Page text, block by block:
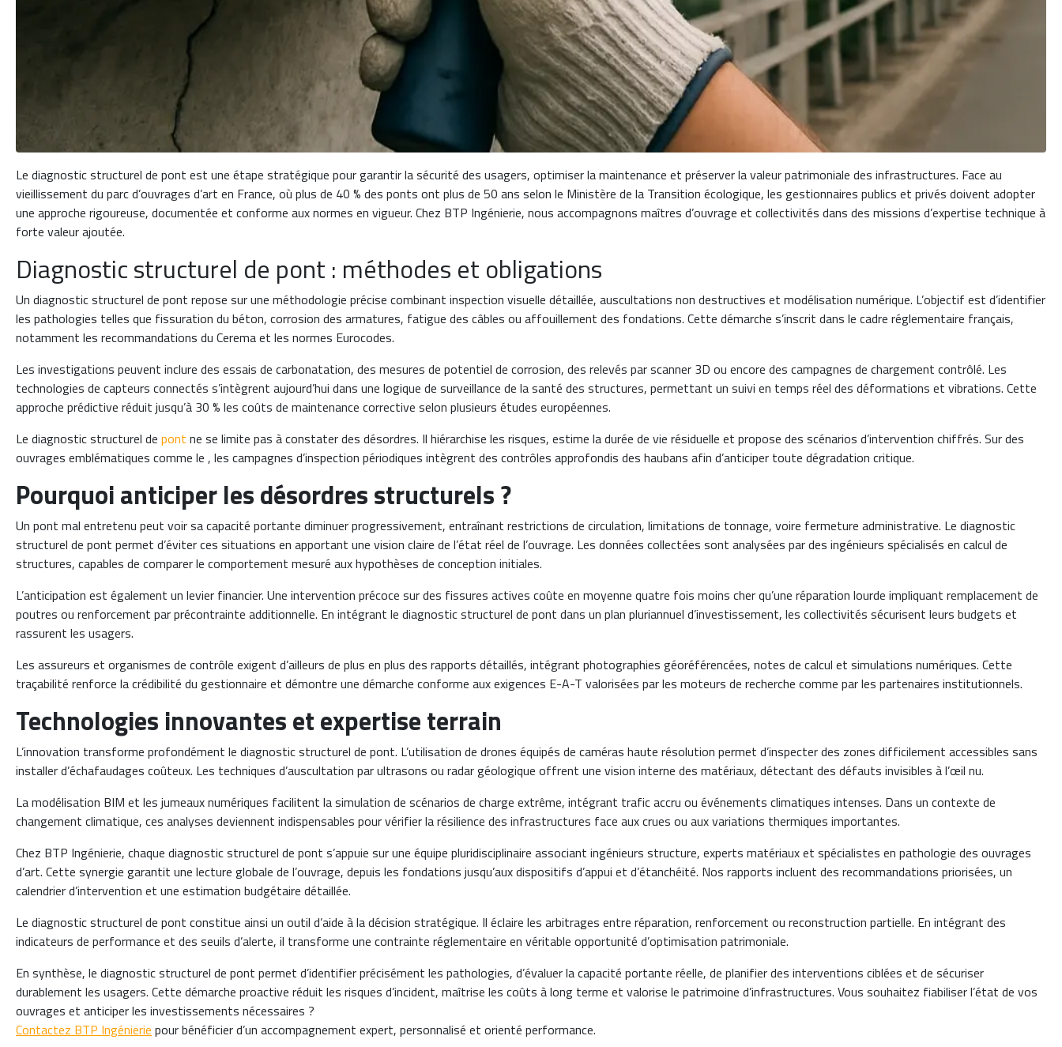
Le diagnostic structurel de pont est une étape stratégique pour garantir la sécurité des usagers, optimiser la maintenance et préserver la valeur patrimoniale des infrastructures. Face au
vieillissement du parc d’ouvrages d’art en France, où plus de 40 % des ponts ont plus de 50 ans selon le Ministère de la Transition écologique, les gestionnaires publics et privés doivent adopter
une approche rigoureuse, documentée et conforme aux normes en vigueur. Chez BTP Ingénierie, nous accompagnons maîtres d’ouvrage et collectivités dans des missions d’expertise technique à
forte valeur ajoutée.
Diagnostic structurel de pont : méthodes et obligations
Un diagnostic structurel de pont repose sur une méthodologie précise combinant inspection visuelle détaillée, auscultations non destructives et modélisation numérique. L’objectif est d’identifier
les pathologies telles que fissuration du béton, corrosion des armatures, fatigue des câbles ou affouillement des fondations. Cette démarche s’inscrit dans le cadre réglementaire français,
notamment les recommandations du Cerema et les normes Eurocodes.
Les investigations peuvent inclure des essais de carbonatation, des mesures de potentiel de corrosion, des relevés par scanner 3D ou encore des campagnes de chargement contrôlé. Les
technologies de capteurs connectés s’intègrent aujourd’hui dans une logique de surveillance de la santé des structures, permettant un suivi en temps réel des déformations et vibrations. Cette
approche prédictive réduit jusqu’à 30 % les coûts de maintenance corrective selon plusieurs études européennes.
Le diagnostic structurel de pont ne se limite pas à constater des désordres. Il hiérarchise les risques, estime la durée de vie résiduelle et propose des scénarios d’intervention chiffrés. Sur des
ouvrages emblématiques comme le , les campagnes d’inspection périodiques intègrent des contrôles approfondis des haubans afin d’anticiper toute dégradation critique.
Pourquoi anticiper les désordres structurels ?
Un pont mal entretenu peut voir sa capacité portante diminuer progressivement, entraînant restrictions de circulation, limitations de tonnage, voire fermeture administrative. Le diagnostic
structurel de pont permet d’éviter ces situations en apportant une vision claire de l’état réel de l’ouvrage. Les données collectées sont analysées par des ingénieurs spécialisés en calcul de
structures, capables de comparer le comportement mesuré aux hypothèses de conception initiales.
L’anticipation est également un levier financier. Une intervention précoce sur des fissures actives coûte en moyenne quatre fois moins cher qu’une réparation lourde impliquant remplacement de
poutres ou renforcement par précontrainte additionnelle. En intégrant le diagnostic structurel de pont dans un plan pluriannuel d’investissement, les collectivités sécurisent leurs budgets et
rassurent les usagers.
Les assureurs et organismes de contrôle exigent d’ailleurs de plus en plus des rapports détaillés, intégrant photographies géoréférencées, notes de calcul et simulations numériques. Cette
traçabilité renforce la crédibilité du gestionnaire et démontre une démarche conforme aux exigences E-A-T valorisées par les moteurs de recherche comme par les partenaires institutionnels.
Technologies innovantes et expertise terrain
L’innovation transforme profondément le diagnostic structurel de pont. L’utilisation de drones équipés de caméras haute résolution permet d’inspecter des zones difficilement accessibles sans
installer d’échafaudages coûteux. Les techniques d’auscultation par ultrasons ou radar géologique offrent une vision interne des matériaux, détectant des défauts invisibles à l’œil nu.
La modélisation BIM et les jumeaux numériques facilitent la simulation de scénarios de charge extrême, intégrant trafic accru ou événements climatiques intenses. Dans un contexte de
changement climatique, ces analyses deviennent indispensables pour vérifier la résilience des infrastructures face aux crues ou aux variations thermiques importantes.
Chez BTP Ingénierie, chaque diagnostic structurel de pont s’appuie sur une équipe pluridisciplinaire associant ingénieurs structure, experts matériaux et spécialistes en pathologie des ouvrages
d’art. Cette synergie garantit une lecture globale de l’ouvrage, depuis les fondations jusqu’aux dispositifs d’appui et d’étanchéité. Nos rapports incluent des recommandations priorisées, un
calendrier d’intervention et une estimation budgétaire détaillée.
Le diagnostic structurel de pont constitue ainsi un outil d’aide à la décision stratégique. Il éclaire les arbitrages entre réparation, renforcement ou reconstruction partielle. En intégrant des
indicateurs de performance et des seuils d’alerte, il transforme une contrainte réglementaire en véritable opportunité d’optimisation patrimoniale.
En synthèse, le diagnostic structurel de pont permet d’identifier précisément les pathologies, d’évaluer la capacité portante réelle, de planifier des interventions ciblées et de sécuriser
durablement les usagers. Cette démarche proactive réduit les risques d’incident, maîtrise les coûts à long terme et valorise le patrimoine d’infrastructures. Vous souhaitez fiabiliser l’état de vos
ouvrages et anticiper les investissements nécessaires ?
Contactez BTP Ingénierie pour bénéficier d’un accompagnement expert, personnalisé et orienté performance.